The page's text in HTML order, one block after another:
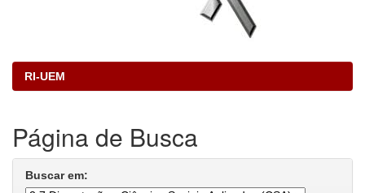
RI-UEM
Página de Busca
Buscar em: